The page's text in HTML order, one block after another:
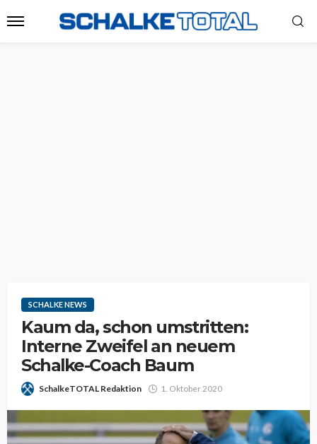
SCHALKE NEWS
Kaum da, schon umstritten:
Interne Zweifel an neuem
Schalke-Coach Baum
SchalkeTOTAL Redaktion 1. Oktober 2020